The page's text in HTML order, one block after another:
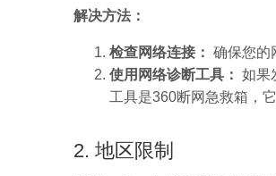
解决方法：
检查网络连接： 确保您的
使用网络诊断工具： 如果
工具是360断网急救箱，
2. 地区限制